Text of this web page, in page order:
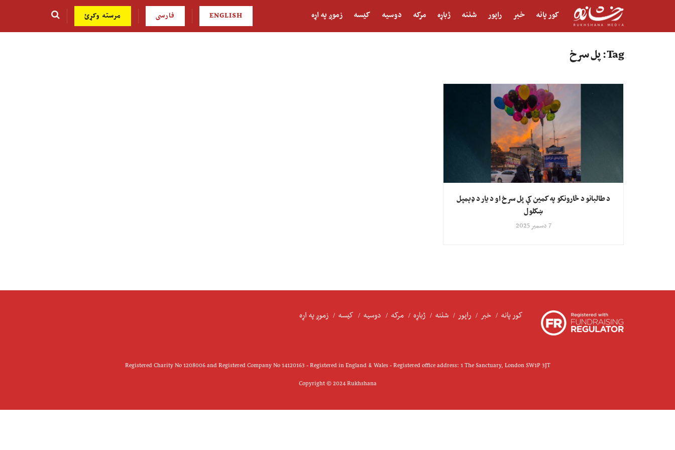
کور پانه خبر راپور شننه ژباړه مرکه دوسیه کیسه زموږ په اړه ENGLISH فارسی مرسته وکړئ
Tag: پل سرخ
د طالبانو د څارونکو په کمین کې پل سرخ او د یار د ډېمپل
ښکلول
7 دسمبر 2025
کور پانه خبر راپور شننه ژباړه مرکه دوسیه کیسه زموږ په اړه
Registered Charity No 1208006 and Registered Company No 14120163 - Registered in England & Wales - Registered office address: 1 The Sanctuary, London SW1P 3JT
Copyright © 2024 Rukhshana